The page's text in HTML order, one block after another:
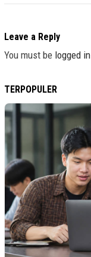
Leave a Reply
You must be logged in
TERPOPULER